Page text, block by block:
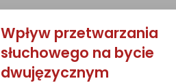
Wpływ przetwarzania
słuchowego na bycie
dwujęzycznym